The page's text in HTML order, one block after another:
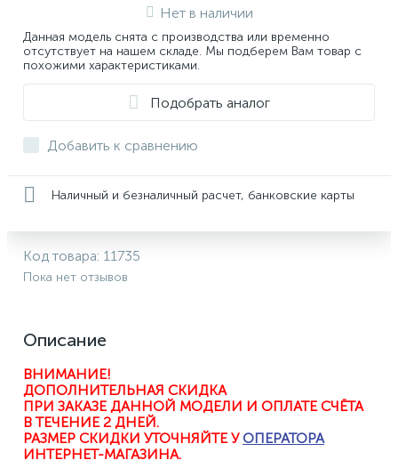
Нет в наличии
Данная модель снята с производства или временно
отсутствует на нашем складе. Мы подберем Вам товар с
похожими характеристиками.
Подобрать аналог
Добавить к сравнению
Наличный и безналичный расчет, банковские карты
Код товара: 11735
Пока нет отзывов
Описание
ВНИМАНИЕ!
ДОПОЛНИТЕЛЬНАЯ СКИДКА
ПРИ ЗАКАЗЕ ДАННОЙ МОДЕЛИ И ОПЛАТЕ СЧЁТА
В ТЕЧЕНИЕ 2 ДНЕЙ.
РАЗМЕР СКИДКИ УТОЧНЯЙТЕ У ОПЕРАТОРА
ИНТЕРНЕТ-МАГАЗИНА.